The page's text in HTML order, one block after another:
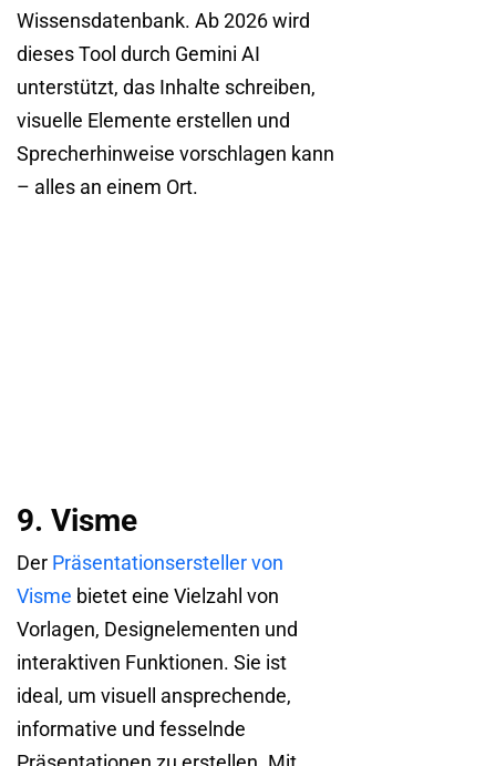
Wissensdatenbank. Ab 2026 wird
dieses Tool durch Gemini AI
unterstützt, das Inhalte schreiben,
visuelle Elemente erstellen und
Sprecherhinweise vorschlagen kann
– alles an einem Ort.
9. Visme
Der Präsentationsersteller von
Visme bietet eine Vielzahl von
Vorlagen, Designelementen und
interaktiven Funktionen. Sie ist
ideal, um visuell ansprechende,
informative und fesselnde